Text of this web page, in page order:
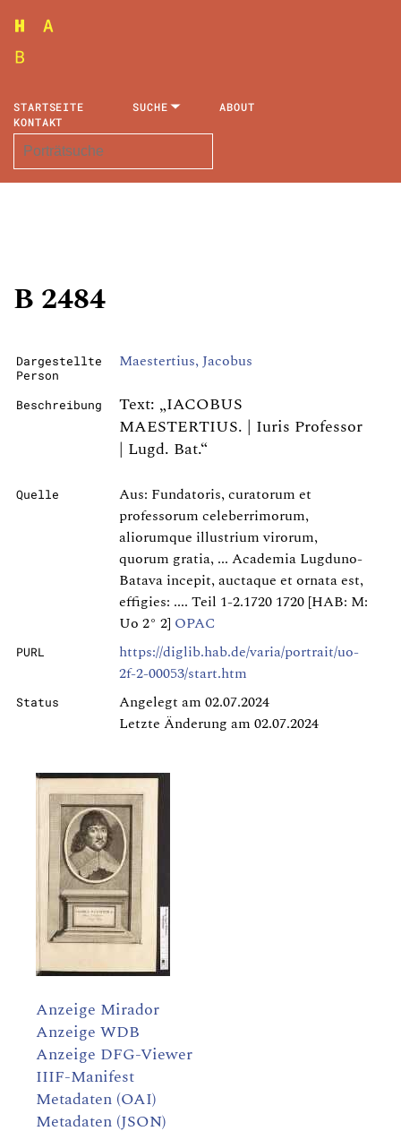
STARTSEITE SUCHE
ABOUT
KONTAKT
B 2484
Dargestellte
Person
Maestertius, Jacobus
Beschreibung
Text: „IACOBUS
MAESTERTIUS. | Iuris Professor
| Lugd. Bat.“
Quelle
Aus: Fundatoris, curatorum et
professorum celeberrimorum,
aliorumque illustrium virorum,
quorum gratia, ... Academia Lugduno-
Batava incepit, auctaque et ornata est,
effigies: .... Teil 1-2.1720 1720 [HAB: M:
Uo 2° 2] OPAC
PURL
https://diglib.hab.de/varia/portrait/uo-
2f-2-00053/start.htm
Status
Angelegt am 02.07.2024
Letzte Änderung am 02.07.2024
Anzeige Mirador
Anzeige WDB
Anzeige DFG-Viewer
IIIF-Manifest
Metadaten (OAI)
Metadaten (JSON)